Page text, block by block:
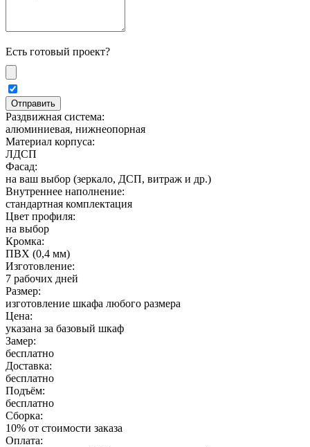
Есть готовый проект?
Раздвижная система:
алюминиевая, нижнеопорная
Материал корпуса:
ЛДСП
Фасад:
на ваш выбор (зеркало, ДСП, витраж и др.)
Внутреннее наполнение:
стандартная комплектация
Цвет профиля:
на выбор
Кромка:
ПВХ (0,4 мм)
Изготовление:
7 рабочих дней
Размер:
изготовление шкафа любого размера
Цена:
указана за базовый шкаф
Замер:
бесплатно
Доставка:
бесплатно
Подъём:
бесплатно
Сборка:
10% от стоимости заказа
Оплата: